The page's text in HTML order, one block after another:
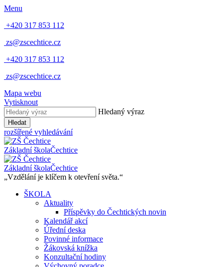
Menu
+420 317 853 112
zs@zscechtice.cz
+420 317 853 112
zs@zscechtice.cz
Mapa webu
Vytisknout
Hledaný výraz
Hledat
rozšířené vyhledávání
Základní školaČechtice
Základní školaČechtice
„Vzdělání je klíčem k otevření světa.“
ŠKOLA
Aktuality
Příspěvky do Čechtických novin
Kalendář akcí
Úřední deska
Povinné informace
Žákovská knížka
Konzultační hodiny